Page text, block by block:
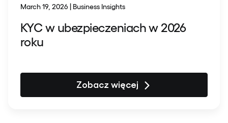
March 19, 2026 | Business Insights
KYC w ubezpieczeniach w 2026
roku
Zobacz więcej